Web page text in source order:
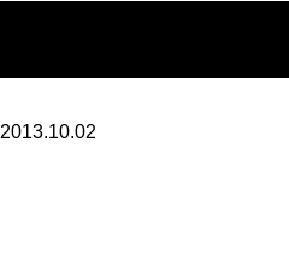
2013.10.02